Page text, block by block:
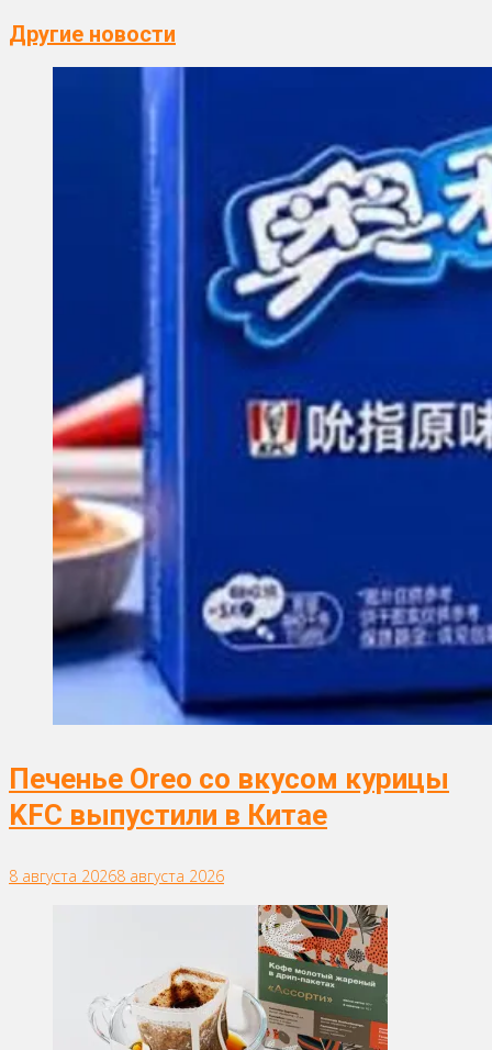
Другие новости
Печенье Oreo со вкусом курицы
KFC выпустили в Китае
8 августа 20268 августа 2026